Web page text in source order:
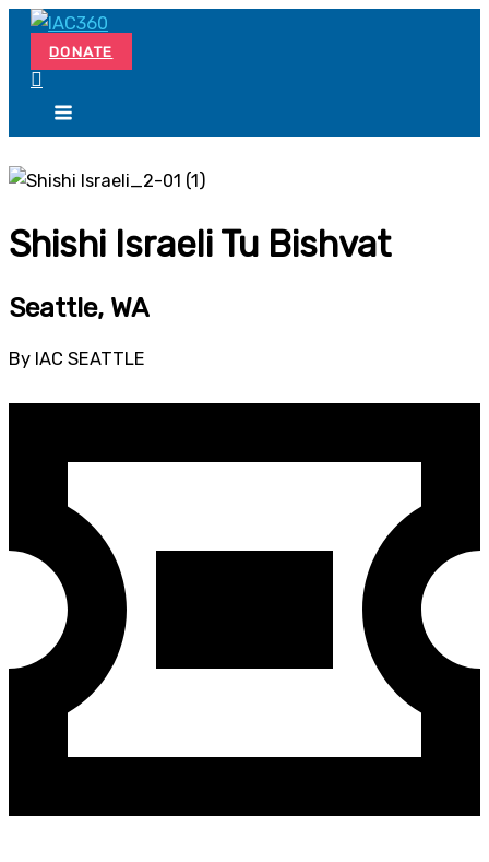
Skip
content
DONATE
Shishi Israeli Tu Bishvat
Seattle, WA
By IAC SEATTLE
Search...